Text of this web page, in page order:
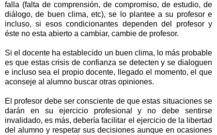
falla (falta de comprensión, de compromiso, de estudio, de
diálogo, de buen clima, etc), se lo plantee a su profesor e
incluso, si esos condicionantes dependen del profesor y
éste no esta abierto a cambiar, cambie de profesor.
Si el docente ha establecido un buen clima, lo más probable
es que estas crisis de confianza se detecten y se dialoguen
e incluso sea el propio docente, llegado el momento, el que
aconseje al alumno buscar otras opiniones.
El profesor debe ser consciente de que estas situaciones se
darán en su ejercicio profesional y no debe sentirse
invalidado, es más, debería facilitar el ejercicio de la libertad
del alumno y respetar sus decisiones aunque en ocasiones